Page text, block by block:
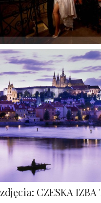
zdjęcia: CZESKA IZBA